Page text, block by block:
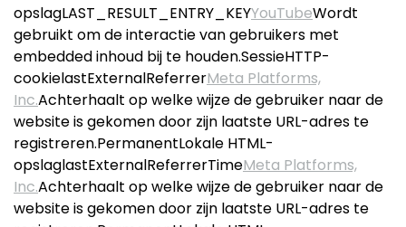
opslagLAST_RESULT_ENTRY_KEYYouTubeWordt
gebruikt om de interactie van gebruikers met
embedded inhoud bij te houden.SessieHTTP-
cookielastExternalReferrerMeta Platforms,
Inc.Achterhaalt op welke wijze de gebruiker naar de
website is gekomen door zijn laatste URL-adres te
registreren.PermanentLokale HTML-
opslaglastExternalReferrerTimeMeta Platforms,
Inc.Achterhaalt op welke wijze de gebruiker naar de
website is gekomen door zijn laatste URL-adres te